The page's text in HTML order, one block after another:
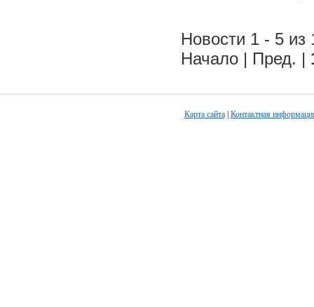
Новости 1 - 5 из
Начало | Пред. |
Карта сайта| Контактная